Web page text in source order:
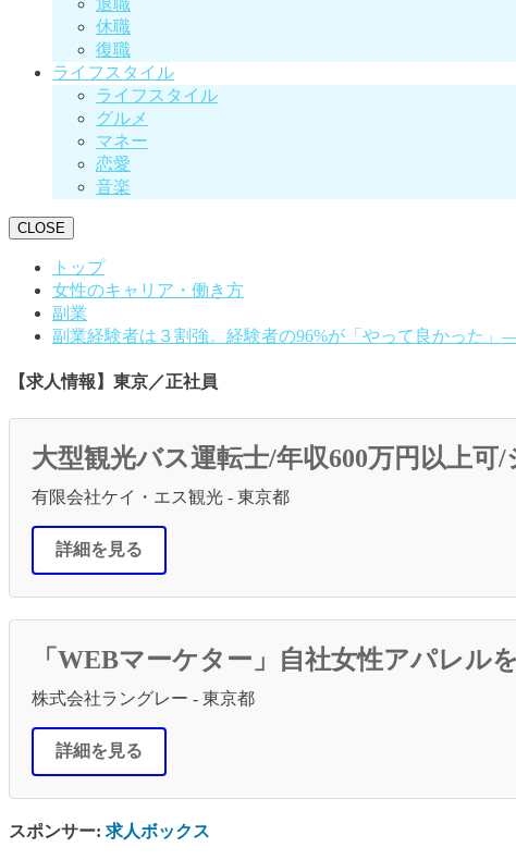
退職
休職
復職
ライフスタイル
ライフスタイル
グルメ
マネー
恋愛
音楽
CLOSE
トップ
女性のキャリア・働き方
副業
副業経験者は３割強。経験者の96%が「やって良かった
【求人情報】東京／正社員
大型観光バス運転士/年収600万円以上可
有限会社ケイ・エス観光 - 東京都
詳細を見る
「WEBマーケター」自社女性アパレル
株式会社ラングレー - 東京都
詳細を見る
スポンサー: 求人ボックス